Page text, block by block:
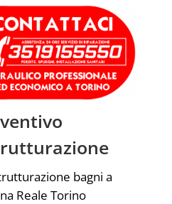
bagni a
Reale Torino